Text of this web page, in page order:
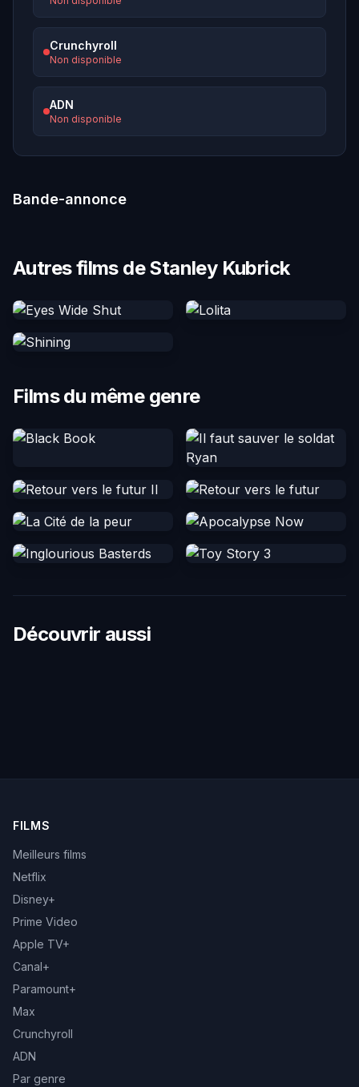
Crunchyroll
Non disponible
ADN
Non disponible
Bande-annonce
Autres films de Stanley Kubrick
Films du même genre
Découvrir aussi
FILMS
Meilleurs films
Netflix
Disney+
Prime Video
Apple TV+
Canal+
Paramount+
Max
Crunchyroll
ADN
Par genre